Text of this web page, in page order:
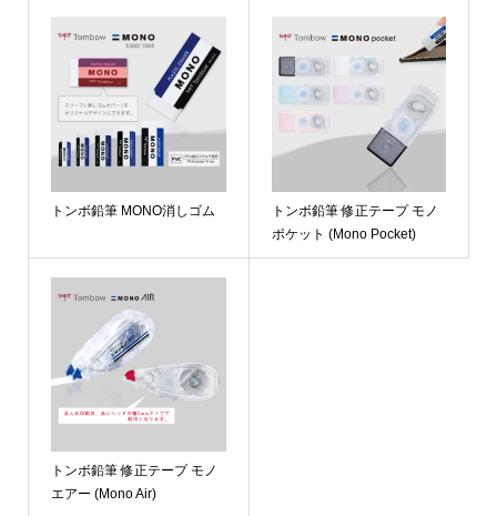
トンボ鉛筆 MONO消しゴム
トンボ鉛筆 修正テープ モノ
ポケット (Mono Pocket)
トンボ鉛筆 修正テープ モノ
エアー (Mono Air)